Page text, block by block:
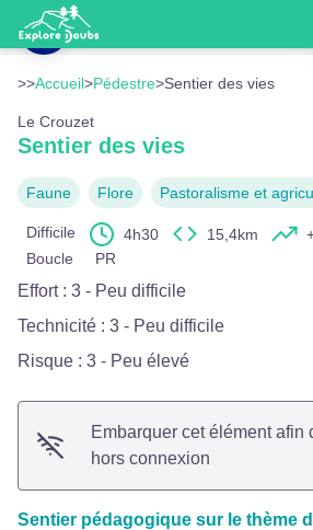
Sentier des vies
Voir
>>Accueil>Pédestre>Sentier des vies
Le Crouzet
Sentier des vies
Faune Flore Pastoralisme et
Difficile 4h30 15,4km
Boucle
PR
Effort: 3 - Peu difficile
Technicité : 3 - Peu difficile
Risque : 3 - Peu élevé
Embarquer cet élément afin
hors connexion
Sentier pédagogique sur le thème